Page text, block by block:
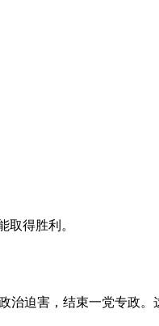
取得胜利。
迫害，结束一党专政。